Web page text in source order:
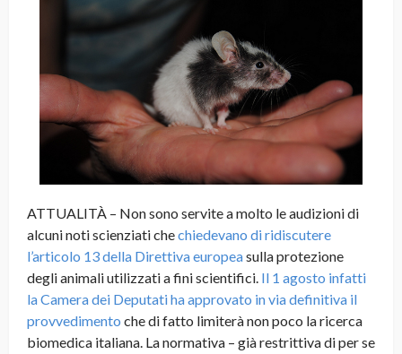
ATTUALITÀ – Non sono servite a molto le audizioni di
alcuni noti scienziati chechiedevano di ridiscutere
l’articolo 13 della Direttiva europeasulla protezione
degli animali utilizzati a fini scientifici. Il 1 agosto infatti
la Camera dei Deputati ha approvato in via definitiva il
provvedimento che di fatto limiterà non poco la ricerca
biomedica italiana. La normativa – già restrittiva di per se